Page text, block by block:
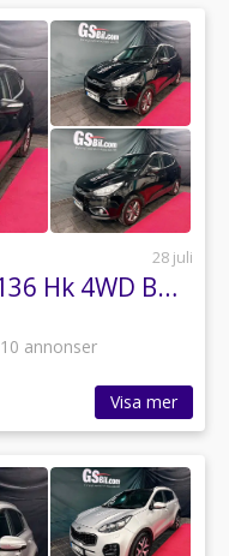
28 juli
Hyundai ix35 2.0 CRDi 136 Hk 4WD Business Premium
10 annonser
Visa mer